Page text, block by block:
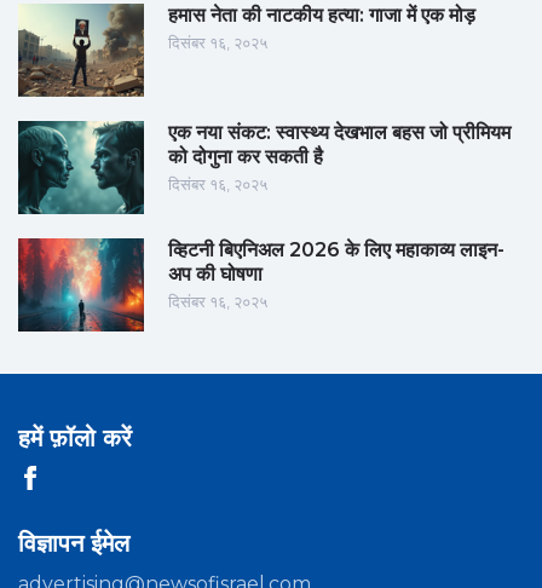
हमास नेता की नाटकीय हत्या: गाजा में एक मोड़
दिसंबर १६, २०२५
एक नया संकट: स्वास्थ्य देखभाल बहस जो प्रीमियम
को दोगुना कर सकती है
दिसंबर १६, २०२५
व्हिटनी बिएनिअल 2026 के लिए महाकाव्य लाइन-
अप की घोषणा
दिसंबर १६, २०२५
हमें फ़ॉलो करें
विज्ञापन ईमेल